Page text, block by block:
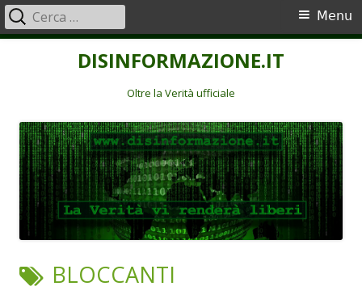
DISINFORMAZIONE.IT
Oltre la Verità ufficiale
Menu
principale
Menu
Ricerca
per:
TAG:
BLOCCANTI